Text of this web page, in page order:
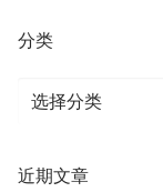
分类
分
近期文章